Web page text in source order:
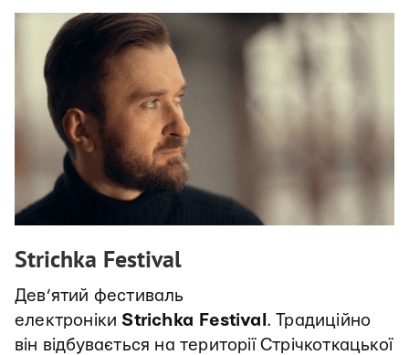
Strichka Festival
Дев’ятий фестиваль
електроніки Strichka Festival . Традиційно
він відбувається на території Стрічкоткацької